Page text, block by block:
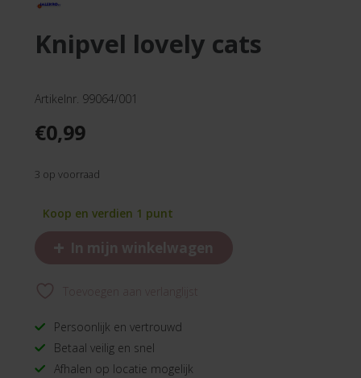
knipvel lovely cats
Artikelnr. 99064/001
€0,99
3 op voorraad
Koop en verdien 1 punt
+ In mijn winkelwagen
Persoonlijk en vertrouwd
Betaal veilig en snel
Afhalen op locatie mogelijk